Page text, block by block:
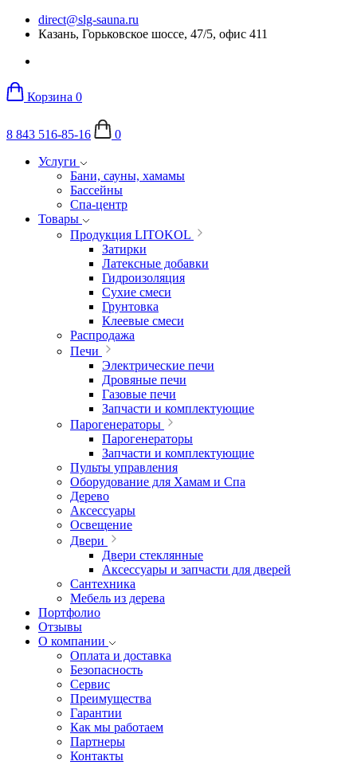
direct@slg-sauna.ru
Казань, Горьковское шоссе, 47/5, офис 411
Корзина 0
8 843 516-85-16
0
Услуги
Бани, сауны, хамамы
Бассейны
Спа-центр
Товары
Продукция LITOKOL
Затирки
Латексные добавки
Гидроизоляция
Сухие смеси
Грунтовка
Клеевые смеси
Распродажа
Печи
Электрические печи
Дровяные печи
Газовые печи
Запчасти и комплектующие
Парогенераторы
Парогенераторы
Запчасти и комплектующие
Пульты управления
Оборудование для Хамам и Спа
Дерево
Аксессуары
Освещение
Двери
Двери стеклянные
Аксессуары и запчасти для дверей
Сантехника
Мебель из дерева
Портфолио
Отзывы
О компании
Оплата и доставка
Безопасность
Сервис
Преимущества
Гарантии
Как мы работаем
Партнеры
Контакты